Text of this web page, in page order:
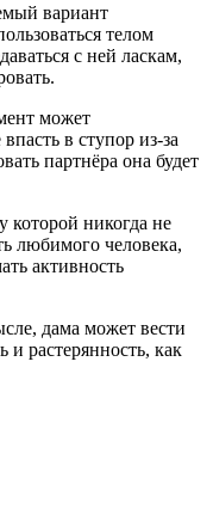
вариант
телом
с ней ласкам,
может
в ступор из-за
партнёра она будет
которой никогда не
любимого человека,
активность
дама может вести
и растерянность, как